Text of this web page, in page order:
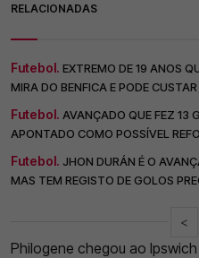
RELACIONADAS
Futebol. EXTREMO DE 19 ANOS
MIRA DO BENFICA E PODE
Futebol. AVANÇADO QUE FEZ 13
APONTADO COMO POSSÍVEL
Futebol. JHON DURÁN É O
MAS TEM REGISTO DE GOLOS
<
Philogene chegou ao